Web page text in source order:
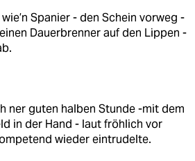
Spanier - den Schein vorweg -
Dauerbrenner auf den Lippen -
ner guten halben Stunde -mit dem
in der Hand - laut fröhlich vor
wieder eintrudelte.